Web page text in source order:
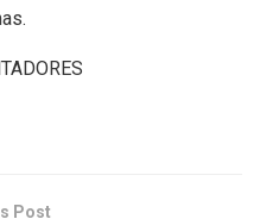
Post